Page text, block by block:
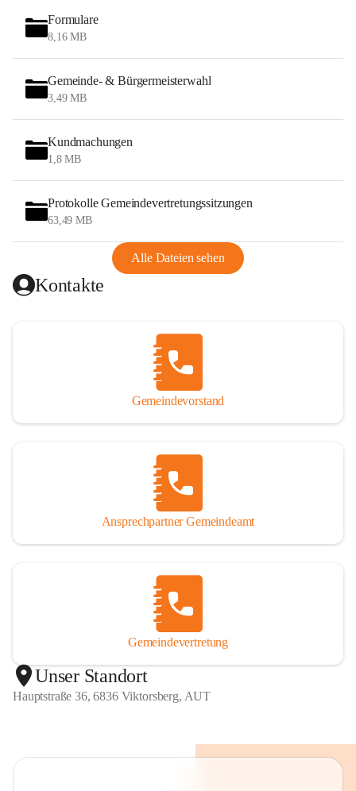
Formulare
8,16 MB
Gemeinde- & Bürgermeisterwahl
3,49 MB
Kundmachungen
1,8 MB
Protokolle Gemeindevertretungssitzungen
63,49 MB
Alle Dateien sehen
Kontakte
Gemeindevorstand
Ansprechpartner Gemeindeamt
Gemeindevertretung
Unser Standort
Hauptstraße 36, 6836 Viktorsberg, AUT